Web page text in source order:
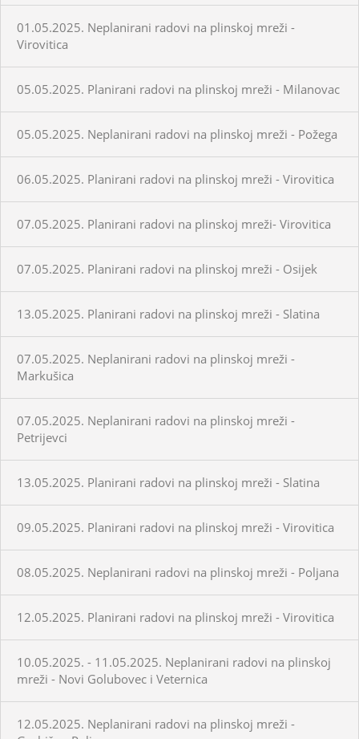
01.05.2025. Neplanirani radovi na plinskoj mreži -
Virovitica
05.05.2025. Planirani radovi na plinskoj mreži - Milanovac
05.05.2025. Neplanirani radovi na plinskoj mreži - Požega
06.05.2025. Planirani radovi na plinskoj mreži - Virovitica
07.05.2025. Planirani radovi na plinskoj mreži- Virovitica
07.05.2025. Planirani radovi na plinskoj mreži - Osijek
13.05.2025. Planirani radovi na plinskoj mreži - Slatina
07.05.2025. Neplanirani radovi na plinskoj mreži -
Markušica
07.05.2025. Neplanirani radovi na plinskoj mreži -
Petrijevci
13.05.2025. Planirani radovi na plinskoj mreži - Slatina
09.05.2025. Planirani radovi na plinskoj mreži - Virovitica
08.05.2025. Neplanirani radovi na plinskoj mreži - Poljana
12.05.2025. Planirani radovi na plinskoj mreži - Virovitica
10.05.2025. - 11.05.2025. Neplanirani radovi na plinskoj
mreži - Novi Golubovec i Veternica
12.05.2025. Neplanirani radovi na plinskoj mreži -